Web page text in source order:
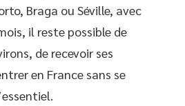
Braga ou Séville, avec
il reste possible de
de recevoir ses
en France sans se